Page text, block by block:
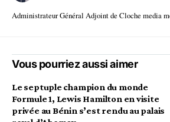
Administrateur Général Adjoint de Cloche media
Vous pourriez aussi aimer
Le septuple champion du monde
Formule 1, Lewis Hamilton en visite
privée au Bénin s’est rendu au palais